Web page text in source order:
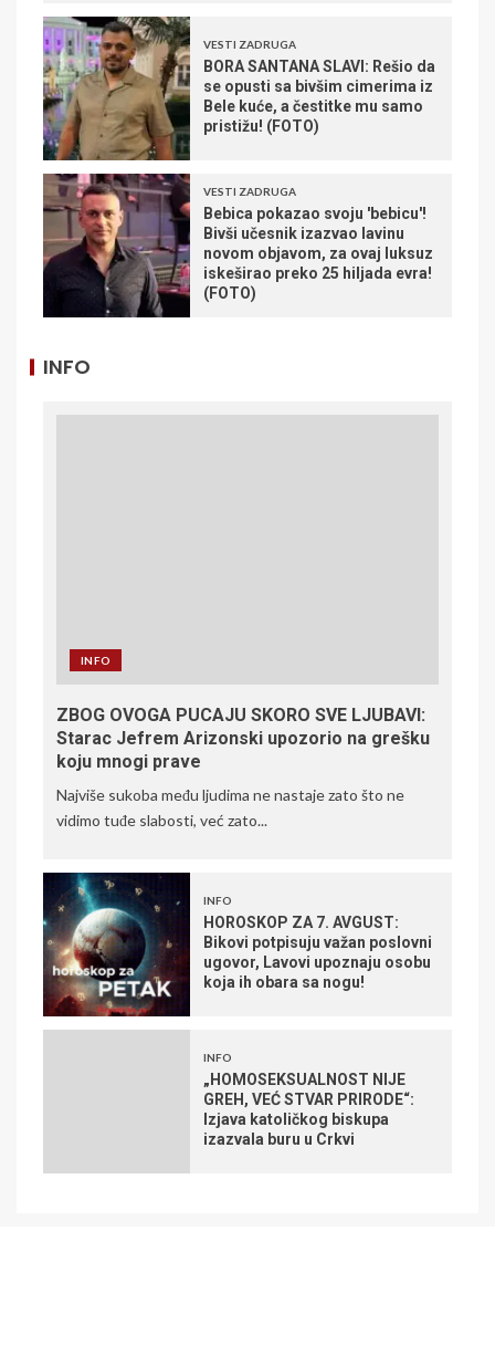
VESTI ZADRUGA
BORA SANTANA SLAVI: Rešio da
se opusti sa bivšim cimerima iz
Bele kuće, a čestitke mu samo
pristižu! (FOTO)
VESTI ZADRUGA
Bebica pokazao svoju 'bebicu'!
Bivši učesnik izazvao lavinu
novom objavom, za ovaj luksuz
iskeširao preko 25 hiljada evra!
(FOTO)
INFO
INFO
ZBOG OVOGA PUCAJU SKORO SVE LJUBAVI:
Starac Jefrem Arizonski upozorio na grešku
koju mnogi prave
Najviše sukoba među ljudima ne nastaje zato što ne
vidimo tuđe slabosti, već zato...
INFO
HOROSKOP ZA 7. AVGUST:
Bikovi potpisuju važan poslovni
ugovor, Lavovi upoznaju osobu
koja ih obara sa nogu!
INFO
„HOMOSEKSUALNOST NIJE
GREH, VEĆ STVAR PRIRODE“:
Izjava katoličkog biskupa
izazvala buru u Crkvi